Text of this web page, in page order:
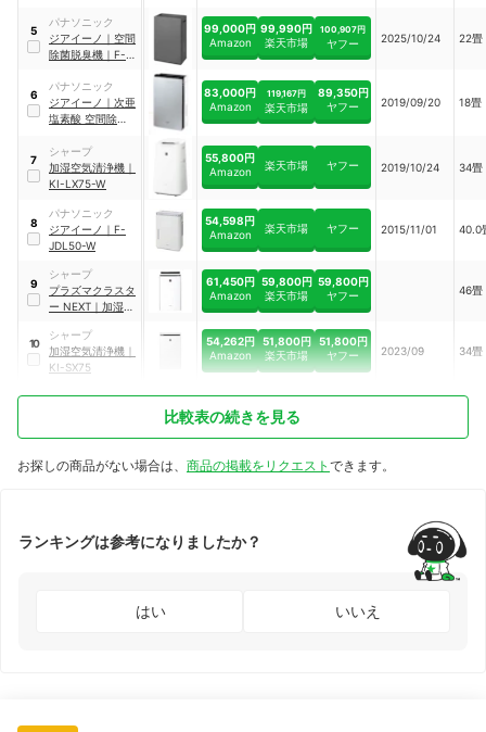
5
パナソニック
ジアイーノ ｜ 空間
除菌脱臭機 ｜ F-
99,000円
Amazon
99,990円
楽天市場
100,907円
ヤフー 2025/10/24 22畳
6
パナソニック
ジアイーノ ｜ 次亜
塩素酸 空間除菌脱
83,000円
Amazon
119,167円
楽天市場
89,350円
ヤフー
2019/09/20 18畳
7
シャープ
加湿空気清浄機 ｜
KI-LX75-W
55,800円
Amazon
楽天市場 ヤフー 2019/10/24 34畳
8
パナソニック
ジアイーノ ｜ F-
JDL50-W
54,598円
Amazon
楽天市場 ヤフー 2015/11/01 40.0
9
シャープ
プラズマクラスタ
ー NEXT ｜ 加湿空
SX100-W
61,450円
Amazon
59,800円
楽天市場
59,800円
ヤフー
46畳
10
シャープ
加湿空気清浄機 ｜
KI-SX75
54,262円
Amazon
51,800円
楽天市場
51,800円
ヤフー
2023/09 34畳
比較表の続きを見る
お探しの商品がない場合は、 商品の掲載をリクエスト できます。
ランキングは参考になりましたか？
はい いいえ